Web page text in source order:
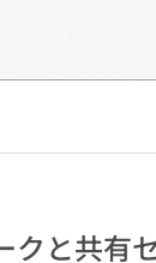
クと共有